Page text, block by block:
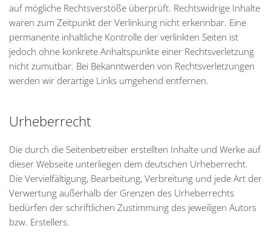
auf mögliche Rechtsverstöße überprüft. Rechtswidrige Inhalte
waren zum Zeitpunkt der Verlinkung nicht erkennbar. Eine
permanente inhaltliche Kontrolle der verlinkten Seiten ist
jedoch ohne konkrete Anhaltspunkte einer Rechtsverletzung
nicht zumutbar. Bei Bekanntwerden von Rechtsverletzungen
werden wir derartige Links umgehend entfernen.
Urheberrecht
Die durch die Seitenbetreiber erstellten Inhalte und Werke auf
dieser Webseite unterliegen dem deutschen Urheberrecht.
Die Vervielfältigung, Bearbeitung, Verbreitung und jede Art der
Verwertung außerhalb der Grenzen des Urheberrechts
bedürfen der schriftlichen Zustimmung des jeweiligen Autors
bzw. Erstellers.